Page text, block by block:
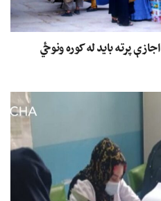
پرته باید له کوره ونوځي